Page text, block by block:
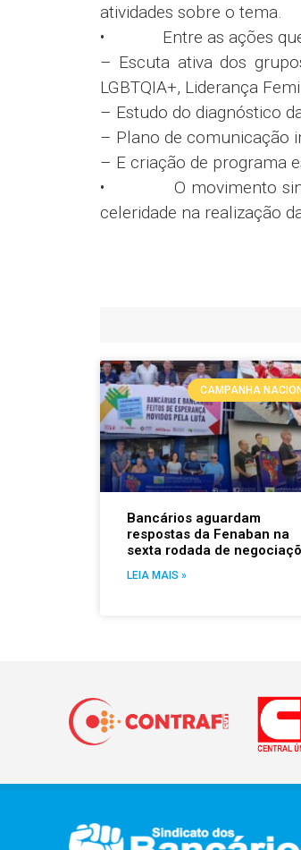
atividades sobre o tema.
• Entre as ações que
– Escuta ativa dos
LGBTQIA+, Liderança
– Estudo do diagnóstico
– Plano de comunicação
– E criação de programa
• O movimento
celeridade na realização
CAMPANHA
Bancários aguardam
respostas da Fenaban na
sexta rodada de
LEIA MAIS »